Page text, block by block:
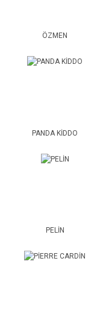
ÖZMEN
PANDA KİDDO
PELİN